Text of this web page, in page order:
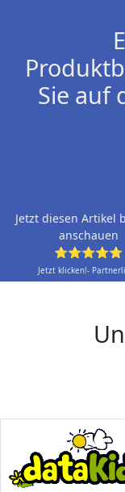
Sie auf
Jetzt diesen Artikel
anschauen
⭐⭐⭐⭐⭐
Jetzt klicken!-